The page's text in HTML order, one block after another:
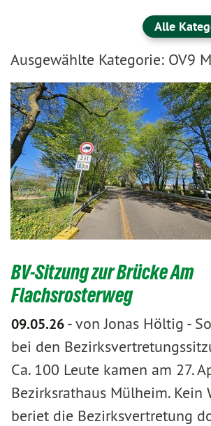
Alle
Ausgewählte Kategorie: OV9
BV-Sitzung zur Brücke Am
Flachsrosterweg
09.05.26-von Jonas Höltig -
bei den
Ca. 100 Leute kamen am 27.
Bezirksrathaus Mülheim. Kein
beriet die Bezirksvertretung